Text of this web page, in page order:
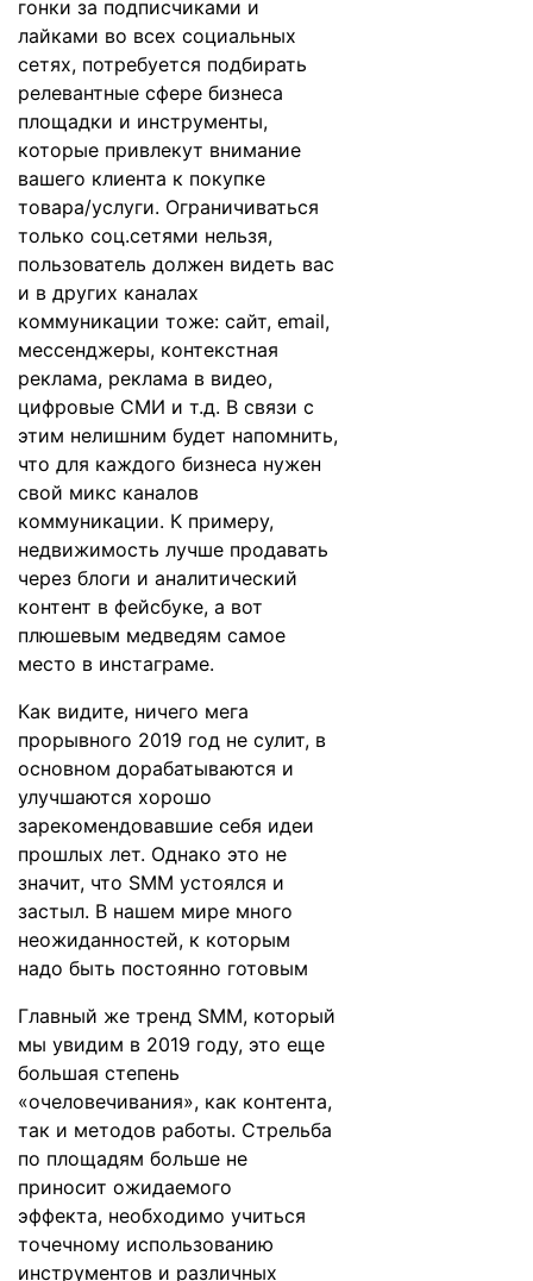
гонки за подписчиками и
лайками во всех социальных
сетях, потребуется подбирать
релевантные сфере бизнеса
площадки и инструменты,
которые привлекут внимание
вашего клиента к покупке
товара/услуги. Ограничиваться
только соц.сетями нельзя,
пользователь должен видеть вас
и в других каналах
коммуникации тоже: сайт, email,
мессенджеры, контекстная
реклама, реклама в видео,
цифровые СМИ и т.д. В связи с
этим нелишним будет напомнить,
что для каждого бизнеса нужен
свой микс каналов
коммуникации. К примеру,
недвижимость лучше продавать
через блоги и аналитический
контент в фейсбуке, а вот
плюшевым медведям самое
место в инстаграме.
Как видите, ничего мега
прорывного 2019 год не сулит, в
основном дорабатываются и
улучшаются хорошо
зарекомендовавшие себя идеи
прошлых лет. Однако это не
значит, что SMM устоялся и
застыл. В нашем мире много
неожиданностей, к которым
надо быть постоянно готовым
Главный же тренд SMM, который
мы увидим в 2019 году, это еще
большая степень
«очеловечивания», как контента,
так и методов работы. Стрельба
по площадям больше не
приносит ожидаемого
эффекта, необходимо учиться
точечному использованию
инструментов и различных